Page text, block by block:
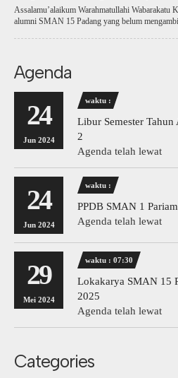
Assalamu’alaikum Warahmatullahi Wabarakatu
alumni SMAN 15 Padang yang belum
Agenda
24
Jun 2024
waktu :
Libur Semester Tahun
2
Agenda telah lewat
24
Jun 2024
waktu :
PPDB SMAN 1
Agenda telah lewat
29
Mei 2024
waktu : 07:30
Lokakarya SMAN 15
2025
Agenda telah lewat
Categories